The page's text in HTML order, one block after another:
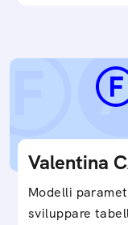
Valentina
Modelli
sviluppare